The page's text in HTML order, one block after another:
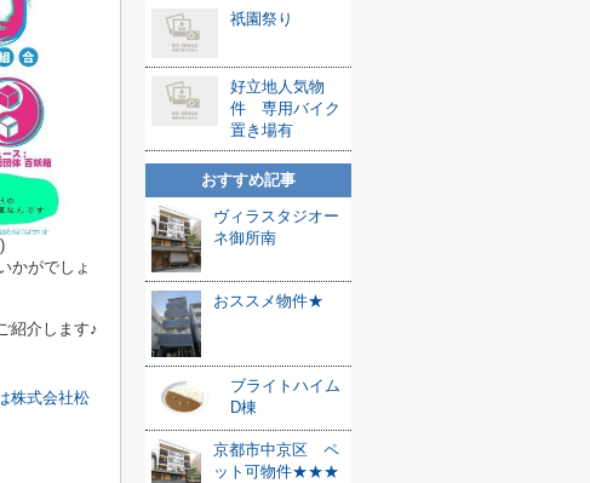
かがでしょ
紹介します♪
株式会社松
祇園祭り
好立地人気物
件 専用バイク
置き場有
おすすめ記事
ヴィラスタジオー
ネ御所南
おススメ物件★
ブライトハイム
D棟
京都市中京区 ペ
ット可物件★★★